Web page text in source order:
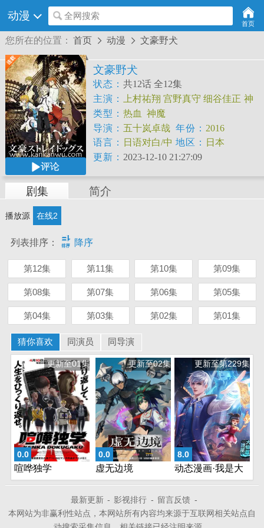
动漫 全网搜索
首页
您所在的位置： 首页  动漫  文豪野犬
评论
文豪野犬
状态： 共12话 全12集
主演：
上村祐翔 宫野真守 细谷佳正 神
谷浩史 丰永利行 小山力也
小野贤章 花仓洸幸 嶋村侑
类型： 热血
神魔
导演： 五十岚卓哉 年份： 2016
语言：
日语对白/中
文字幕
地区：
日本
更新： 2023-12-10 21:27:09
剧集 简介
播放源 在线2
列表排序：  降序
第12集 第11集 第10集 第09集
第08集 第07集 第06集 第05集
第04集 第03集 第02集 第01集
猜你喜欢 同演员 同导演
0.0
更新至01集
喧哗独学
0.0
更新至02集
虚无边境
8.0
更新至第229集
动态漫画·我是大
仙尊
最新更新 - 影视排行 - 留言反馈 -
本网站为非赢利性站点，本网站所有内容均来源于互联网相关站点自